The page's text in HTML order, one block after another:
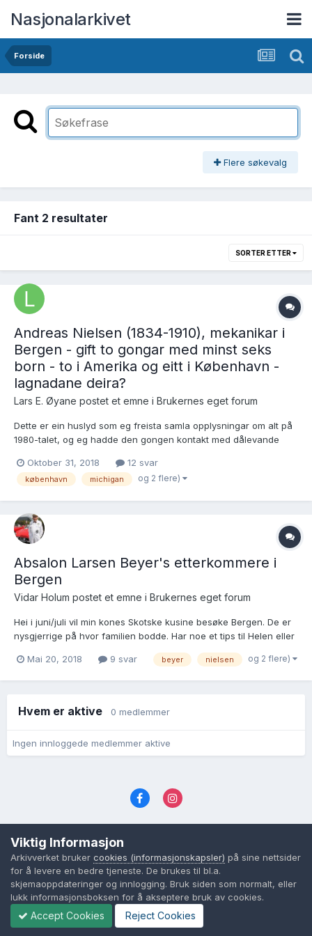
Nasjonalarkivet
Forside
Flere søkevalg
Fant 2 resultater
SORTER ETTER
Andreas Nielsen (1834-1910), mekanikar i
Bergen - gift to gongar med minst seks
born - to i Amerika og eitt i København -
lagnadane deira?
Lars E. Øyane postet et emne i Brukernes eget forum
Dette er ein huslyd som eg freista samla opplysningar om alt på
1980-talet, og eg hadde den gongen kontakt med dålevande
No har eg greidd å finna ein del nye fakta på eigi hand, men
etter kvart står eg ganske so «bom fast» og vonar...
Oktober 31, 2018 12 svar
københavn michigan og 2 flere)
Absalon Larsen Beyer's etterkommere i
Bergen
Vidar Holum postet et emne i Brukernes eget forum
Hei i juni/juli vil min kones Skotske kusine besøke Bergen. De er
nysgjerrige på hvor familien bodde. Har noe et tips til Helen eller
Oldemor Flyttet til Newcastle med 3 døtre Henne konfirmasjon
Mai 20, 2018 9 svar beyer nielsen og 2 flere)
Hvem er aktive 0 medlemmer
Ingen innloggede medlemmer aktive
Cookies (informasjonskapsler)
Powered by Invision Community
Viktig Informasjon
Arkivverket bruker cookies (informasjonskapsler) på sine nettsider
for å levere en bedre tjeneste. De brukes til bl.a.
skjemaoppdateringer og innlogging. Bruk siden som normalt, eller
lukk informasjonsboksen for å akseptere bruk av cookies.
Accept Cookies Reject Cookies